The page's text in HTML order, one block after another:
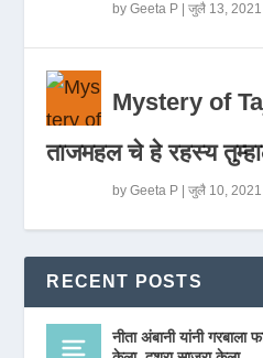
byGeeta P |जुलै 13, 2021
Mystery of
ताजमहल चे हे रहस्य
byGeeta P |जुलै 10, 2021
RECENT POSTS
नीता अंबानी यांनी गरबाला